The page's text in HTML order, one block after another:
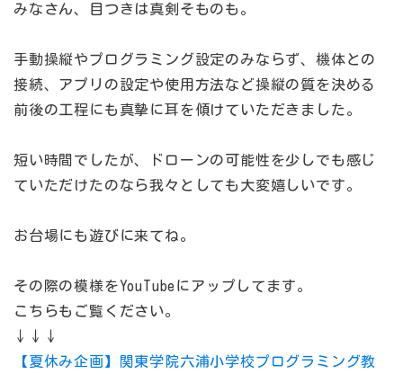
みなさん、目つきは真剣そものも。
手動操縦やプログラミング設定のみならず、機体との
接続、アプリの設定や使用方法など操縦の質を決める
前後の工程にも真摯に耳を傾けていただきました。
短い時間でしたが、ドローンの可能性を少しでも感じ
ていただけたのなら我々としても大変嬉しいです。
お台場にも遊びに来てね。
その際の模様をYouTubeにアップしてます。
こちらもご覧ください。
↓↓↓
【夏休み企画】関東学院六浦小学校プログラミング教